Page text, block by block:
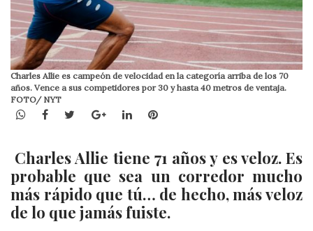
Charles Allie es campeón de velocidad en la categoría arriba de los 70
años. Vence a sus competidores por 30 y hasta 40 metros de ventaja.
FOTO/ NYT
WhatsApp
Facebook
TwitterGoogle+LinkedInPinterest
Charles Allie tiene 71 años y es veloz. Es
probable que sea un corredor mucho
más rápido que tú… de hecho, más veloz
de lo que jamás fuiste.